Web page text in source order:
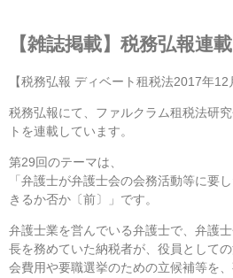
【雑誌掲載】税務弘報連載
【税務弘報 ディベート租税法2017年12
税務弘報にて、ファルクラム租税法研
トを連載しています。
第29回のテーマは、
「弁護士が弁護士会の会務活動等に要
きるか否か〔前〕」です。
弁護士業を営んでいる弁護士で、弁護
長を務めていた納税者が、役員として
会費用や要職選挙のための立候補等を